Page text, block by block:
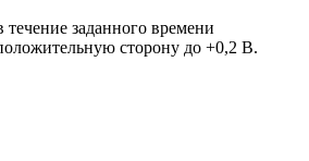
заданного времени
сторону до +0,2 В.